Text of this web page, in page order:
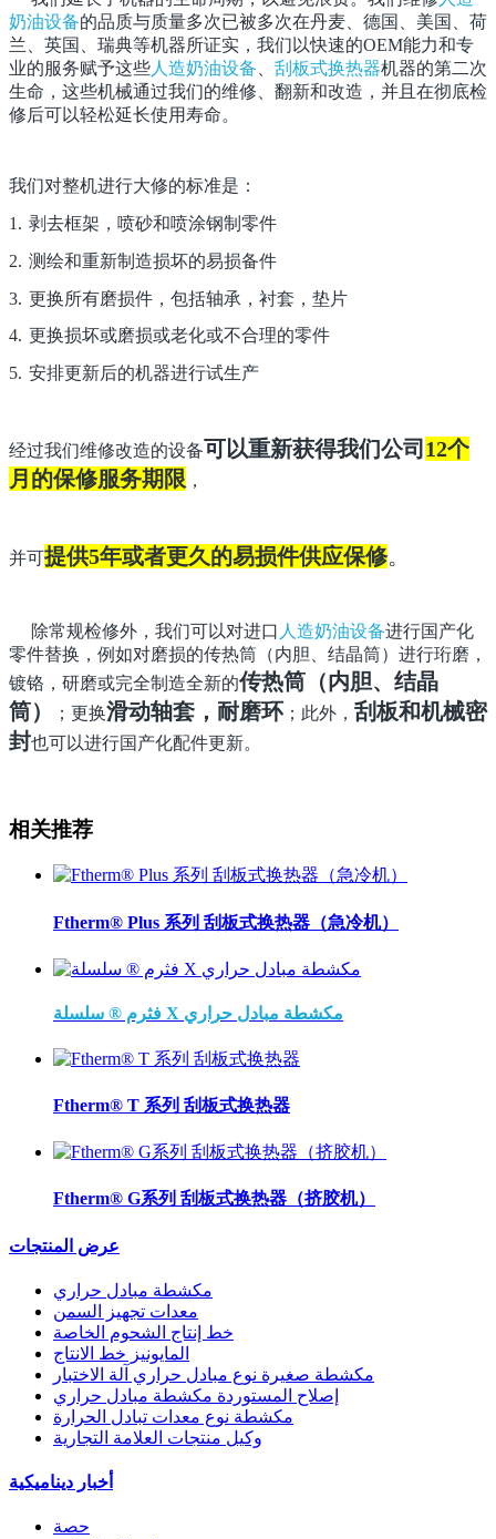
奶油设备的品质与质量多次已被多次在丹麦、德国、美国、荷
兰、英国、瑞典等机器所证实，我们以快速的OEM能力和专
业的服务赋予这些人造奶油设备 刮板式换热器机器的第二次
生命，这些机械通过我们的维修、翻新和改造，并且在彻底检
修后可以轻松延长使用寿命。
我们对整机进行大修的标准是：
1. 剥去框架，喷砂和喷涂钢制零件
2. 测绘和重新制造损坏的易损备件
3. 更换所有磨损件，包括轴承，衬套，垫片
4. 更换损坏或磨损或老化或不合理的零件
5. 安排更新后的机器进行试生产
经过我们维修改造的设备可以重新获得我们公司 12个
月的保修服务期限 ，
并可提供5年或者更久的易损件供应保修。
除常规检修外，我们可以对进口 人造奶油设备进行国产化
零件替换，例如对磨损的传热筒（内胆、结晶筒）进行珩磨，
镀铬，研磨或完全制造全新的传热筒（内胆、结晶
筒）
；更换滑动轴套，耐磨环 ；此外， 刮板和机械密
封也可以进行国产化配件更新。
相关推荐
Ftherm® Plus 系列 刮板式换热器（急冷机）
فثرم ® سلسلة X مكشطة مبادل حراري
Ftherm® T 系列 刮板式换热器
Ftherm® G系列 刮板式换热器（挤胶机）
عرض المنتجات
مكشطة مبادل حراري
معدات تجهيز السمن
خط إنتاج الشحوم الخاصة
المايونيز خط الانتاج
مكشطة صغيرة نوع مبادل حراري آلة الاختبار
إصلاح المستوردة مكشطة مبادل حراري
مكشطة نوع معدات تبادل الحرارة
وكيل منتجات العلامة التجارية
أخبار ديناميكية
حصة